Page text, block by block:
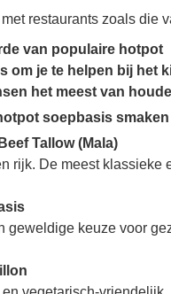
restaurants zoals die
van populaire hotpot
om je te helpen bij het
het meest van
soepbasis
Tallow (Mala)
rijk. De meest klassieke
geweldige keuze voor